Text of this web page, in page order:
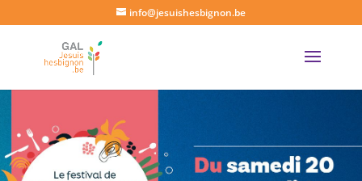
info@jesuishesbignon.be